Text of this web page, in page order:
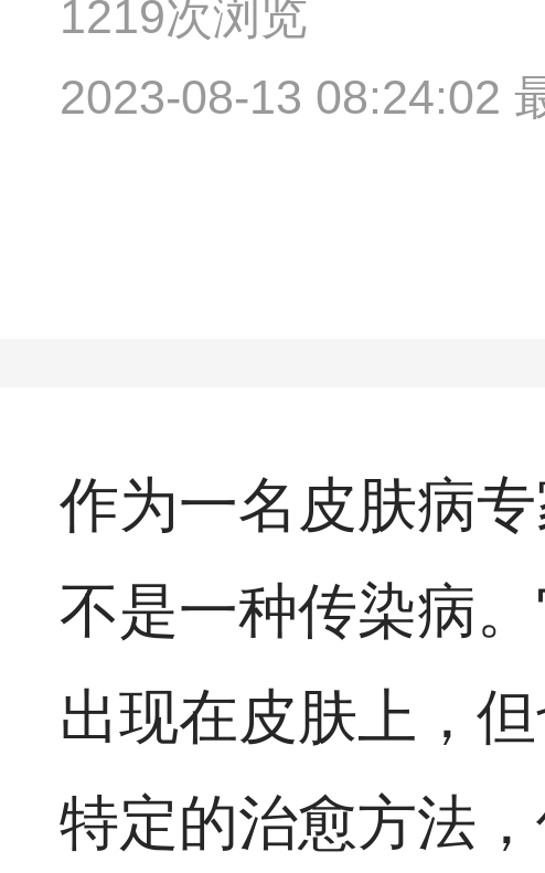
1219次浏览
2023-08-13 08:24:02
作为一名皮肤病
不是一种传染病
出现在皮肤上，
特定的治愈方法